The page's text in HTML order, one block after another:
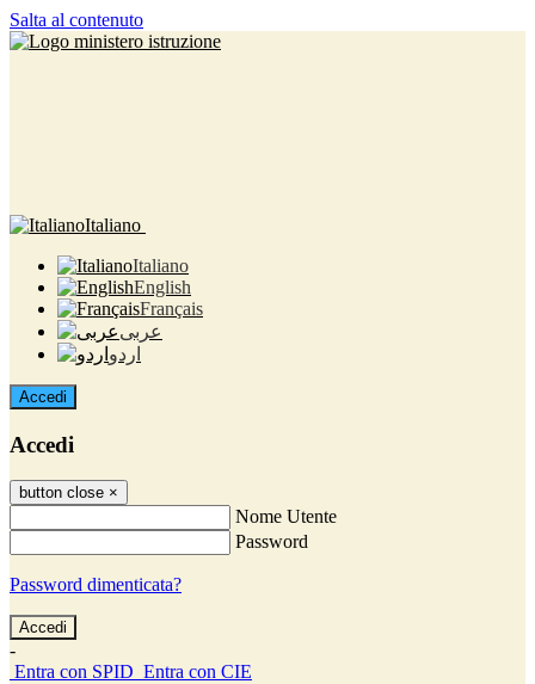
Salta al contenuto
Italiano
Italiano
English
Français
عربى
اردو
Accedi
Accedi
button close ×
Nome Utente
Password
Password dimenticata?
-
Entra con SPID Entra con CIE